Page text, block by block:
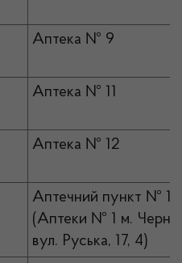
Аптека № 9
Аптека № 11
Аптека № 12
Аптечний пункт № 1
(Аптеки № 1 м.
вул. Руська, 17, 4)